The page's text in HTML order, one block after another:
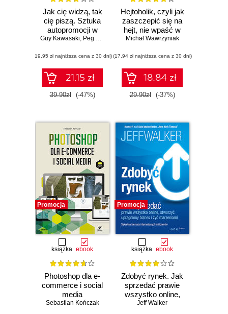
Jak cię widzą, tak
cię piszą. Sztuka
autopromocji w
mediach
Guy Kawasaki, Peg Fitzpatrick
(19,95 zł najniższa cena z 30 dni)
21.15 zł
39.90zł (-47%)
Hejtoholik, czyli jak
zaszczepić się na
hejt, nie wpaść w
pułapkę
nauczyć zarabiać
na tych, którzy Cię
oczerniają
Michał Wawrzyniak
(17,94 zł najniższa cena z 30 dni)
18.84 zł
29.90zł (-37%)
Promocja
książka ebook
Photoshop dla e-
commerce i social
media
Sebastian Kończak
Promocja
książka ebook
Zdobyć rynek. Jak
sprzedać prawie
wszystko online,
stworzyć
Jeff Walker